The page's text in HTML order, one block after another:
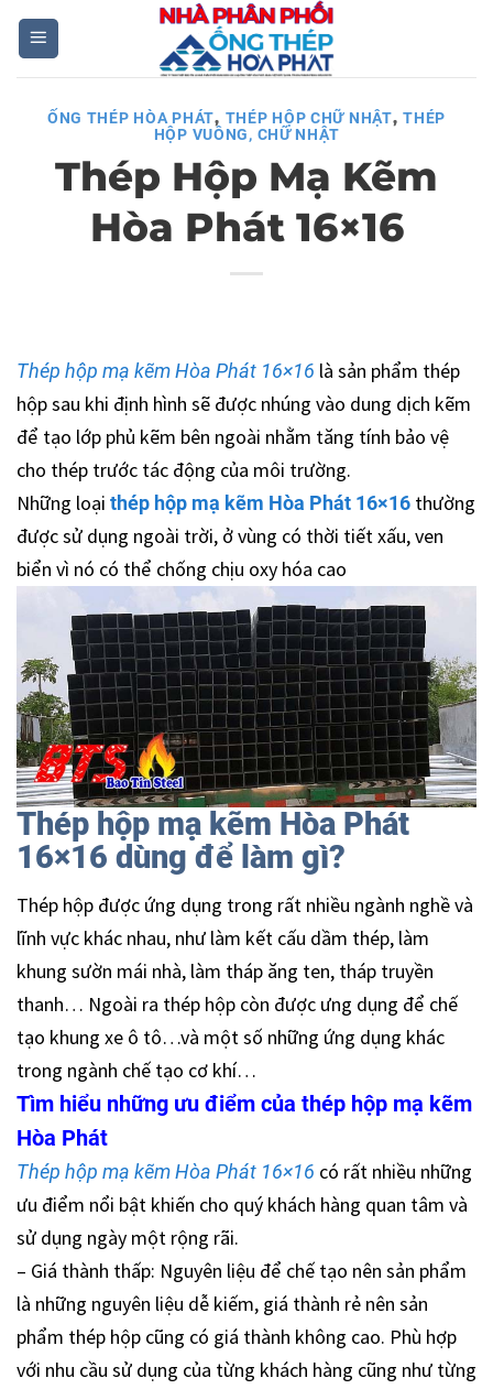
Skip
content
ỐNG THÉP HÒA PHÁT, THÉP HỘP CHỮ NHẬT,THÉP
HỘP VUÔNG, CHỮ NHẬT
Thép Hộp Mạ Kẽm
Hòa Phát 16×16
Thép hộp mạ kẽm Hòa Phát 16×16 là sản phẩm thép
hộp sau khi định hình sẽ được nhúng vào dung dịch kẽm
để tạo lớp phủ kẽm bên ngoài nhằm tăng tính bảo vệ
cho thép trước tác động của môi trường.
Những loại thép hộp mạ kẽm Hòa Phát 16×16 thường
được sử dụng ngoài trời, ở vùng có thời tiết xấu, ven
biển vì nó có thể chống chịu oxy hóa cao
Thép hộp mạ kẽm Hòa Phát
16×16 dùng để làm gì?
Thép hộp được ứng dụng trong rất nhiều ngành nghề và
lĩnh vực khác nhau, như làm kết cấu dầm thép, làm
khung sườn mái nhà, làm tháp ăng ten, tháp truyền
thanh… Ngoài ra thép hộp còn được ưng dụng để chế
tạo khung xe ô tô…và một số những ứng dụng khác
trong ngành chế tạo cơ khí…
Tìm hiểu những ưu điểm của thép hộp mạ kẽm
Hòa Phát
Thép hộp mạ kẽm Hòa Phát 16×16 có rất nhiều những
ưu điểm nổi bật khiến cho quý khách hàng quan tâm và
sử dụng ngày một rộng rãi.
– Giá thành thấp: Nguyên liệu để chế tạo nên sản phẩm
là những nguyên liệu dễ kiếm, giá thành rẻ nên sản
phẩm thép hộp cũng có giá thành không cao. Phù hợp
với nhu cầu sử dụng của từng khách hàng cũng như từng